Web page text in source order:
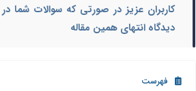
کاربران عزیز در صورتی که سوالات شما
دیدگاه انتهای همین مقاله
فهرست